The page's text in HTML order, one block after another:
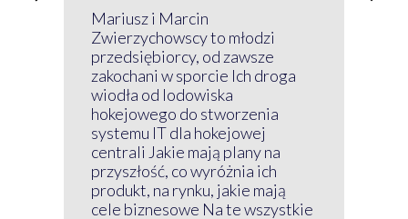
Mariusz i Marcin
Zwierzychowscy to młodzi
przedsiębiorcy, od zawsze
zakochani w sporcie Ich droga
wiodła od lodowiska
hokejowego do stworzenia
systemu IT dla hokejowej
centrali Jakie mają plany na
przyszłość, co wyróżnia ich
produkt, na rynku, jakie mają
cele biznesowe Na te wszystkie